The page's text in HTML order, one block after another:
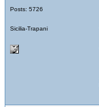
Posts: 5726
Sicilia-Trapani